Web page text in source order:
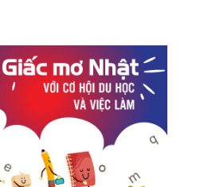
ngày tuyến Kansai - Hà Nội
lại Tamiflu cho thanh thiếu